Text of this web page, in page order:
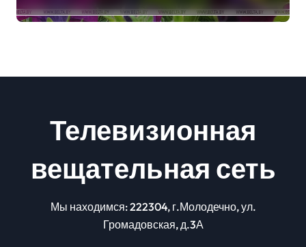
Телевизионная
вещательная сеть
Мы находимся: 222304, г.Молодечно, ул.
Громадовская, д.3А